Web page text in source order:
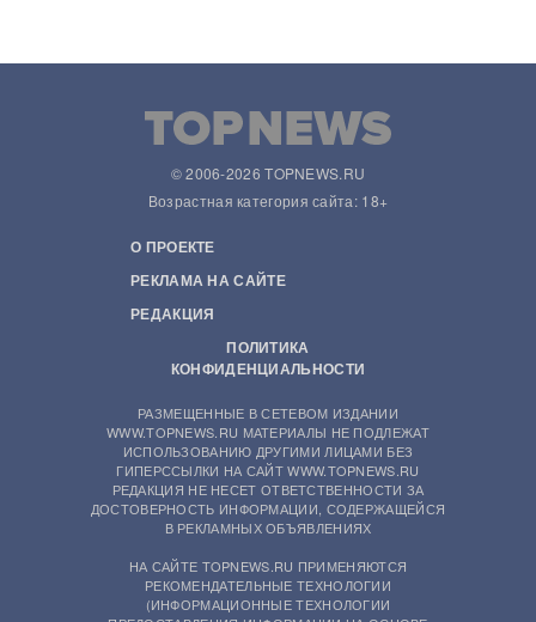
© 2006-2026 TOPNEWS.RU
Возрастная категория сайта: 18+
О ПРОЕКТЕ
РЕКЛАМА НА САЙТЕ
РЕДАКЦИЯ
ПОЛИТИКА
КОНФИДЕНЦИАЛЬНОСТИ
РАЗМЕЩЕННЫЕ В СЕТЕВОМ ИЗДАНИИ
WWW.TOPNEWS.RU МАТЕРИАЛЫ НЕ ПОДЛЕЖАТ
ИСПОЛЬЗОВАНИЮ ДРУГИМИ ЛИЦАМИ БЕЗ
ГИПЕРССЫЛКИ НА САЙТ WWW.TOPNEWS.RU
РЕДАКЦИЯ НЕ НЕСЕТ ОТВЕТСТВЕННОСТИ ЗА
ДОСТОВЕРНОСТЬ ИНФОРМАЦИИ, СОДЕРЖАЩЕЙСЯ
В РЕКЛАМНЫХ ОБЪЯВЛЕНИЯХ
НА САЙТЕ TOPNEWS.RU ПРИМЕНЯЮТСЯ
РЕКОМЕНДАТЕЛЬНЫЕ ТЕХНОЛОГИИ
(ИНФОРМАЦИОННЫЕ ТЕХНОЛОГИИ